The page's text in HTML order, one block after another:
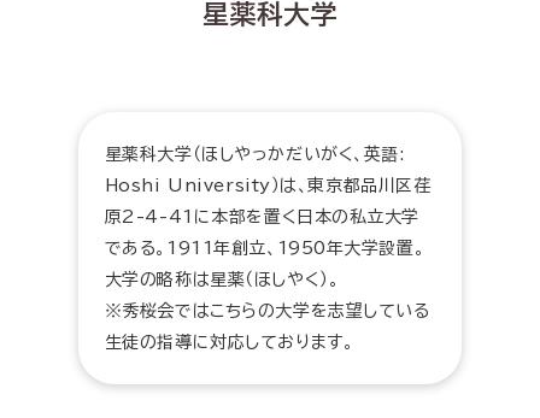
星薬科大学
星薬科大学（ほしやっかだいがく、英語:
Hoshi University）は、東京都品川区荏
原2-4-41に本部を置く日本の私立大学
である。1911年創立、1950年大学設置。
大学の略称は星薬（ほしやく）。
※秀桜会ではこちらの大学を志望している
生徒の指導に対応しております。